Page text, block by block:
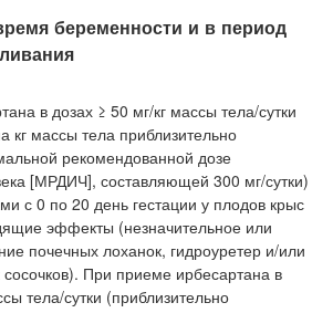
беременности и в период
в дозах ≥ 50 мг/кг массы тела/сутки
кг массы тела приблизительно
рекомендованной дозе
[МРДИЧ], составляющей 300 мг/сутки)
с 0 по 20 день гестации у плодов крыс
эффекты (незначительное или
почечных лоханок, гидроуретер и/или
сосочков). При приеме ирбесартана в
тела/сутки (приблизительно